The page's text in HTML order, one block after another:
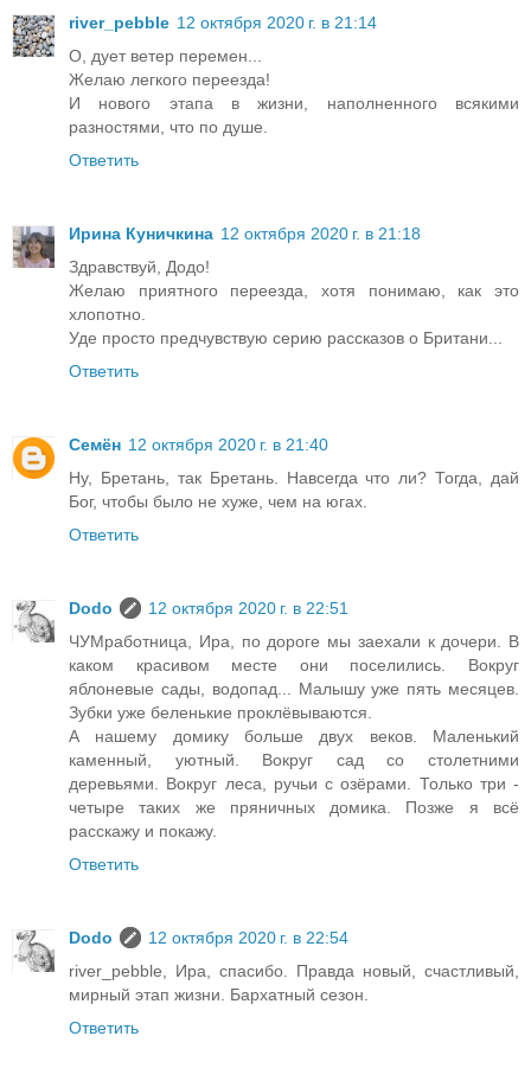
river_pebble 12 октября 2020 г. в 21:14
О, дует ветер перемен...
Желаю легкого переезда!
И нового этапа в жизни, наполненного всякими
разностями, что по душе.
Ответить
Ирина Куничкина 12 октября 2020 г. в 21:18
Здравствуй, Додо!
Желаю приятного переезда, хотя понимаю, как это
хлопотно.
Уде просто предчувствую серию рассказов о Британи...
Ответить
Семён 12 октября 2020 г. в 21:40
Ну, Бретань, так Бретань. Навсегда что ли? Тогда, дай
Бог, чтобы было не хуже, чем на югах.
Ответить
Dodo
12 октября 2020 г. в 22:51
ЧУМработница, Ира, по дороге мы заехали к дочери. В
каком красивом месте они поселились. Вокруг
яблоневые сады, водопад... Малышу уже пять месяцев.
Зубки уже беленькие проклёвываются.
А нашему домику больше двух веков. Маленький
каменный, уютный. Вокруг сад со столетними
деревьями. Вокруг леса, ручьи с озёрами. Только три -
четыре таких же пряничных домика. Позже я всё
расскажу и покажу.
Ответить
Dodo
12 октября 2020 г. в 22:54
river_pebble, Ира, спасибо. Правда новый, счастливый,
мирный этап жизни. Бархатный сезон.
Ответить